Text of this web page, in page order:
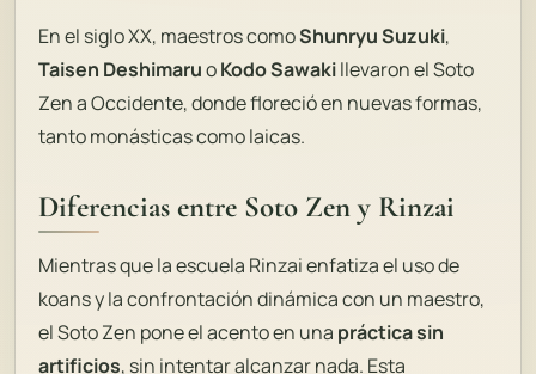
En el siglo XX, maestros comoShunryu Suzuki,
Taisen DeshimaruoKodo Sawakillevaron el Soto
Zen a Occidente, donde floreció en nuevas formas,
tanto monásticas como laicas.
Diferencias entre Soto Zen y Rinzai
Mientras que la escuela Rinzai enfatiza el uso de
koans y la confrontación dinámica con un maestro,
el Soto Zen pone el acento en una práctica sin
artificios, sin intentar alcanzar nada. Esta